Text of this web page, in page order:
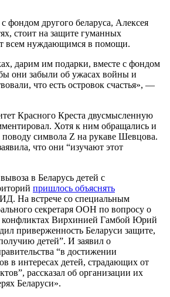
фондом другого беларуса, Алексея
стоит на защите гуманных
всем нуждающимся в помощи.
дарим им подарки, вместе с фондом
они забыли об ужасах войны и
что есть островок счастья», —
Красного Креста двусмысленную
Хотя к ним обращались и
символа Z на рукаве Шевцова.
что они “изучают этот
в Беларусь детей с
пришлось объяснять
На встрече со специальным
секретаря ООН по вопросу о
конфликтах Вирхинией Гамбой Юрий
приверженность Беларуси защите,
детей”. И заявил о
“в достижении
в интересах детей, страдающих от
рассказал об организации их
Беларуси».